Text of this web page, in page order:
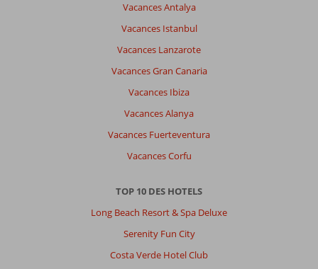
Vacances Antalya
Vacances Istanbul
Vacances Lanzarote
Vacances Gran Canaria
Vacances Ibiza
Vacances Alanya
Vacances Fuerteventura
Vacances Corfu
TOP 10 DES HOTELS
Long Beach Resort & Spa Deluxe
Serenity Fun City
Costa Verde Hotel Club